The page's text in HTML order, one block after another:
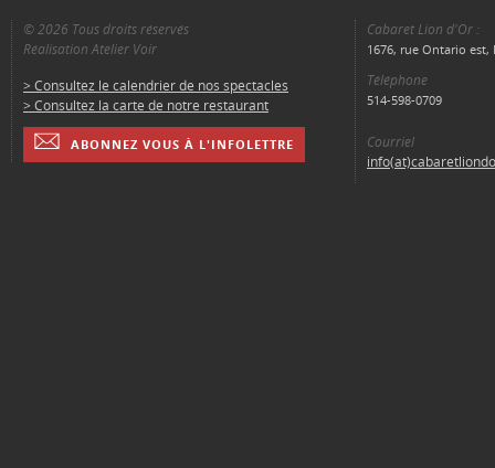
© 2026 Tous droits réservés
Réalisation Atelier Voir
> Consultez le calendrier de nos spectacles
> Consultez la carte de notre restaurant
ABONNEZ VOUS À L'INFOLETTRE
Cabaret Lion d'Or :
1676, rue Ontario est,
Téléphone
514-598-0709
Courriel